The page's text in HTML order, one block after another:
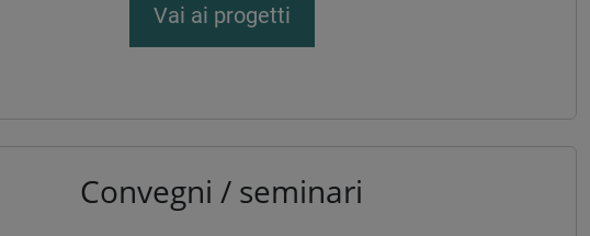
Vai ai progetti
Convegni / seminari